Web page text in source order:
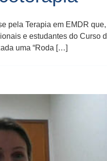
pela Terapia em EMDR
e estudantes do
uma “Roda […]